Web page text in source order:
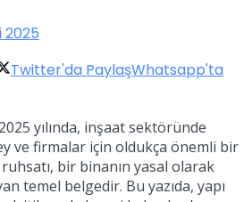
2025
Twitter'da PaylaşWhatsapp'ta
2025 yılında, inşaat sektöründe
ve firmalar için oldukça önemli bir
bir binanın yasal olarak
temel belgedir. Bu yazıda, yapı